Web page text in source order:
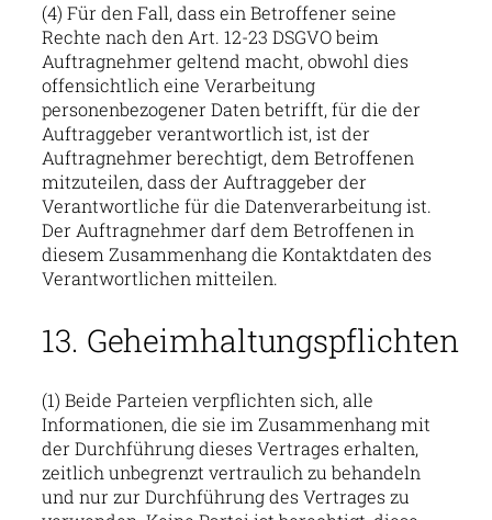
(4) Für den Fall, dass ein Betroffener seine
Rechte nach den Art. 12-23 DSGVO beim
Auftragnehmer geltend macht, obwohl dies
offensichtlich eine Verarbeitung
personenbezogener Daten betrifft, für die der
Auftraggeber verantwortlich ist, ist der
Auftragnehmer berechtigt, dem Betroffenen
mitzuteilen, dass der Auftraggeber der
Verantwortliche für die Datenverarbeitung ist.
Der Auftragnehmer darf dem Betroffenen in
diesem Zusammenhang die Kontaktdaten des
Verantwortlichen mitteilen.
13. Geheimhaltungspflichten
(1) Beide Parteien verpflichten sich, alle
Informationen, die sie im Zusammenhang mit
der Durchführung dieses Vertrages erhalten,
zeitlich unbegrenzt vertraulich zu behandeln
und nur zur Durchführung des Vertrages zu